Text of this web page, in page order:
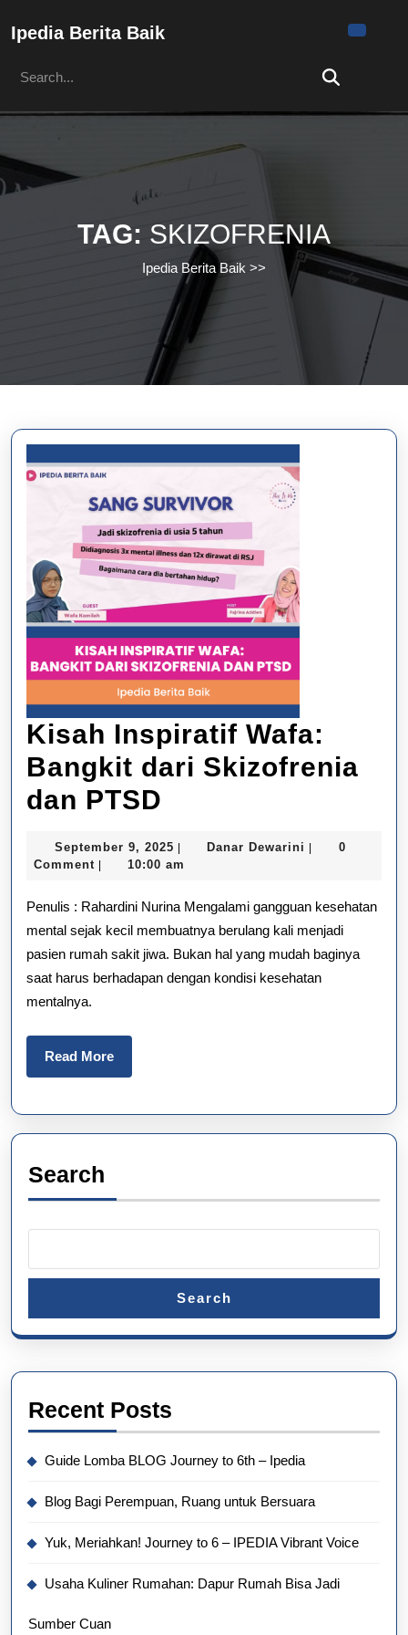
Ipedia Berita Baik
for:
TAG: SKIZOFRENIA
Ipedia Berita Baik >>
Kisah Inspiratif Wafa:
Bangkit dari Skizofrenia
dan PTSD
Wafa:
Bangkit
dari
Skizofrenia
dan
September 9, 2025 September
9,
Danar Dewarini Danar0
Comment
10:00 am
Penulis : Rahardini Nurina Mengalami gangguan kesehatan
mental sejak kecil membuatnya berulang kali menjadi
pasien rumah sakit jiwa. Bukan hal yang mudah baginya
saat harus berhadapan dengan kondisi kesehatan
mentalnya.
Read MoreRead
More
Search
Search
Recent Posts
Guide Lomba BLOG Journey to 6th – Ipedia
Blog Bagi Perempuan, Ruang untuk Bersuara
Yuk, Meriahkan! Journey to 6 – IPEDIA Vibrant Voice
Usaha Kuliner Rumahan: Dapur Rumah Bisa Jadi
Sumber Cuan